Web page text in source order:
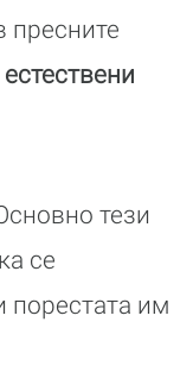
пресните
тези
се
порестата им